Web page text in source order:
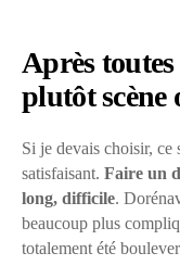
Après toutes
plutôt scène
Si je devais choisir, ce
satisfaisant. Faire un
long, difficile.
beaucoup plus
totalement été